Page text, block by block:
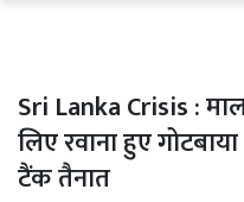
Sri Lanka Crisis :
लिए रवाना हुए
टैंक तैनात